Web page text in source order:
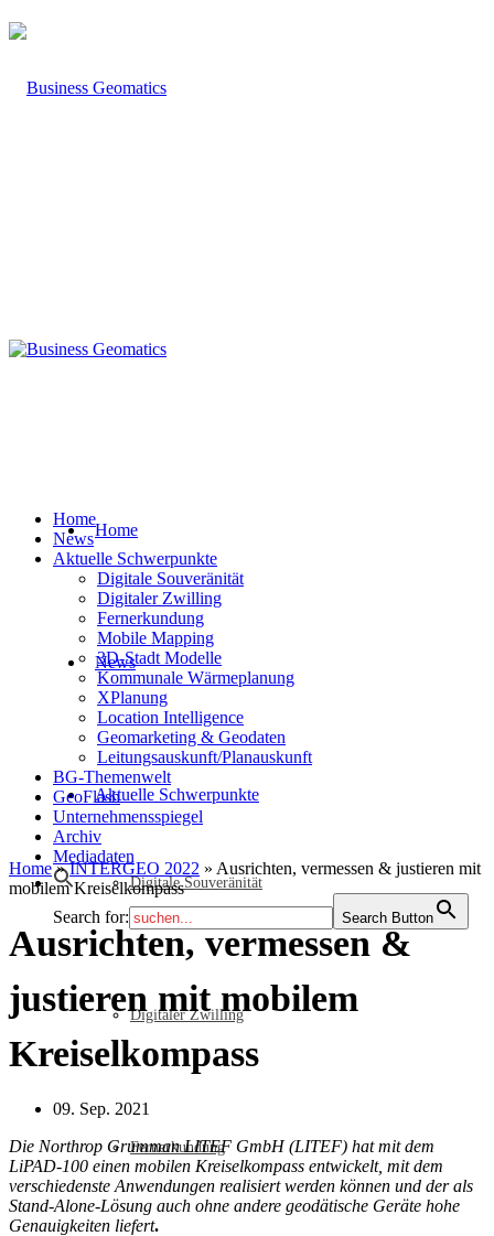
Home
News
Aktuelle Schwerpunkte
Digitale Souveränität
Digitaler Zwilling
Fernerkundung
Home
News
Aktuelle Schwerpunkte
Digitale Souveränität
Digitaler Zwilling
Fernerkundung
Mobile Mapping
3D-Stadt Modelle
Kommunale Wärmeplanung
XPlanung
Location Intelligence
Geomarketing & Geodaten
Leitungsauskunft/Planauskunft
BG-Themenwelt
GeoFlash
Unternehmensspiegel
Archiv
Mediadaten
Search for: Search Button
Home»INTERGEO 2022 » Ausrichten, vermessen & justieren mit
mobilem Kreiselkompass
Ausrichten, vermessen &
justieren mit mobilem
Kreiselkompass
09. Sep. 2021
Die Northrop Grumman LITEF GmbH (LITEF) hat mit dem
LiPAD-100 einen mobilen Kreiselkompass entwickelt, mit dem
verschiedenste Anwendungen realisiert werden können und der als
Stand-Alone-Lösung auch ohne andere geodätische Geräte hohe
Genauigkeiten liefert.